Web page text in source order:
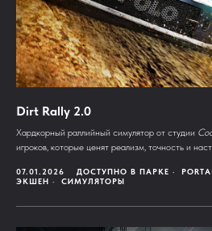
Dirt Rally 2.0
Хардкорный раллийный симулятор от студии
игроков, которые ценят реализм, точность и
07.01.2026 ДОСТУПНО В ПАРКЕ
ЭКШЕН
СИМУЛЯТОРЫ